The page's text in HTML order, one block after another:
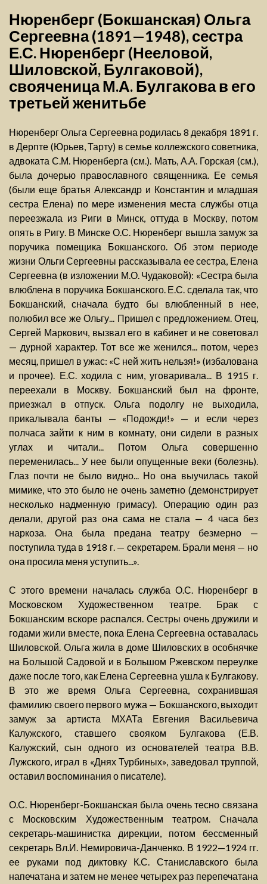
Нюренберг (Бокшанская) Ольга
Сергеевна (1891—1948), сестра
Е.С. Нюренберг (Нееловой,
Шиловской, Булгаковой),
свояченица М.А. Булгакова в его
третьей женитьбе
Нюренберг Ольга Сергеевна родилась 8 декабря 1891 г.
в Дерпте (Юрьев, Тарту) в семье коллежского советника,
адвоката С.М. Нюренберга (см.). Мать, А.А. Горская (см.),
была дочерью православного священника. Ее семья
(были еще братья Александр и Константин и младшая
сестра Елена) по мере изменения места службы отца
переезжала из Риги в Минск, оттуда в Москву, потом
опять в Ригу. В Минске О.С. Нюренберг вышла замуж за
поручика помещика Бокшанского. Об этом периоде
жизни Ольги Сергеевны рассказывала ее сестра, Елена
Сергеевна (в изложении М.О. Чудаковой): «Сестра была
влюблена в поручика Бокшанского. Е.С. сделала так, что
Бокшанский, сначала будто бы влюбленный в нее,
полюбил все же Ольгу... Пришел с предложением. Отец,
Сергей Маркович, вызвал его в кабинет и не советовал
— дурной характер. Тот все же женился... потом, через
месяц, пришел в ужас: «С ней жить нельзя!» (избалована
и прочее). Е.С. ходила с ним, уговаривала... В 1915 г.
переехали в Москву. Бокшанский был на фронте,
приезжал в отпуск. Ольга подолгу не выходила,
прикалывала банты — «Подожди!» — и если через
полчаса зайти к ним в комнату, они сидели в разных
углах и читали... Потом Ольга совершенно
переменилась... У нее были опущенные веки (болезнь).
Глаз почти не было видно... Но она выучилась такой
мимике, что это было не очень заметно (демонстрирует
несколько надменную гримасу). Операцию один раз
делали, другой раз она сама не стала — 4 часа без
наркоза. Она была предана театру безмерно —
поступила туда в 1918 г. — секретарем. Брали меня — но
она просила меня уступить...».
С этого времени началась служба О.С. Нюренберг в
Московском Художественном театре. Брак с
Бокшанским вскоре распался. Сестры очень дружили и
годами жили вместе, пока Елена Сергеевна оставалась
Шиловской. Ольга жила в доме Шиловских в особнячке
на Большой Садовой и в Большом Ржевском переулке
даже после того, как Елена Сергеевна ушла к Булгакову.
В это же время Ольга Сергеевна, сохранившая
фамилию своего первого мужа — Бокшанского, выходит
замуж за артиста МХАТа Евгения Васильевича
Калужского, ставшего свояком Булгакова (Е.В.
Калужский, сын одного из основателей театра В.В.
Лужского, играл в «Днях Турбиных», заведовал труппой,
оставил воспоминания о писателе).
О.С. Нюренберг-Бокшанская была очень тесно связана
с Московским Художественным театром. Сначала
секретарь-машинистка дирекции, потом бессменный
секретарь Вл.И. Немировича-Данченко. В 1922—1924 гг.
ее руками под диктовку К.С. Станиславского была
напечатана и затем не менее четырех раз перепечатана